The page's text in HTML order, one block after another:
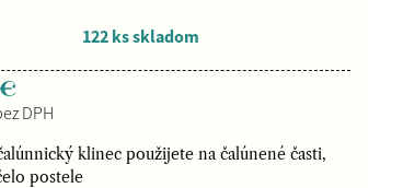
122 ks skladom
DPH
klinec použijete na čalúnené časti,
postele